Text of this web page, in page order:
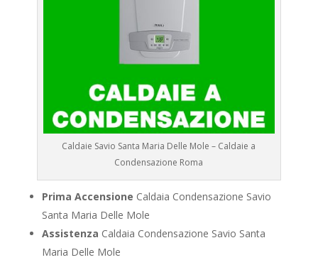
Caldaie Savio Santa Maria Delle Mole – Caldaie a
Condensazione Roma
Prima Accensione Caldaia Condensazione Savio
Santa Maria Delle Mole
Assistenza Caldaia Condensazione Savio Santa
Maria Delle Mole